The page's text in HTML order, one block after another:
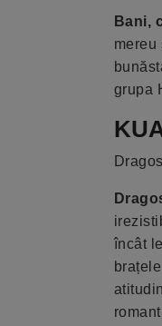
Bani,
mereu
grupa
încât